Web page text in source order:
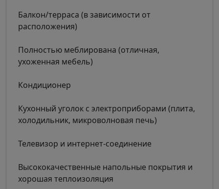
Балкон/терраса (в зависимости от
расположения)
Полностью меблирована (отличная,
ухоженная мебель)
Кондиционер
Кухонный уголок с электроприборами (плита,
холодильник, микроволновая печь)
Телевизор и интернет-соединение
Высококачественные напольные покрытия и
хорошая теплоизоляция